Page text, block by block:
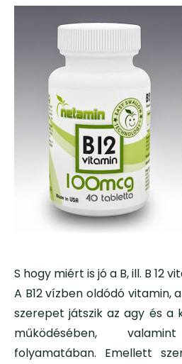
S hogy miért is jó a B, ill. B 12
A B12 vízben oldódó vitamin,
szerepet játszik az agy és a
működésében,
folyamatában. Emellett